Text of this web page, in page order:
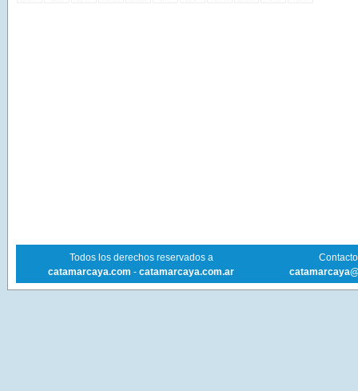
Todos los derechos reservados a
catamarcaya.com - catamarcaya.com.ar